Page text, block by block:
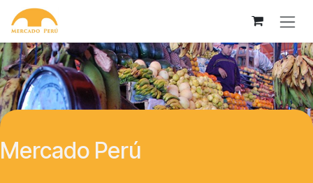
Skip to Content
Mercado Perú